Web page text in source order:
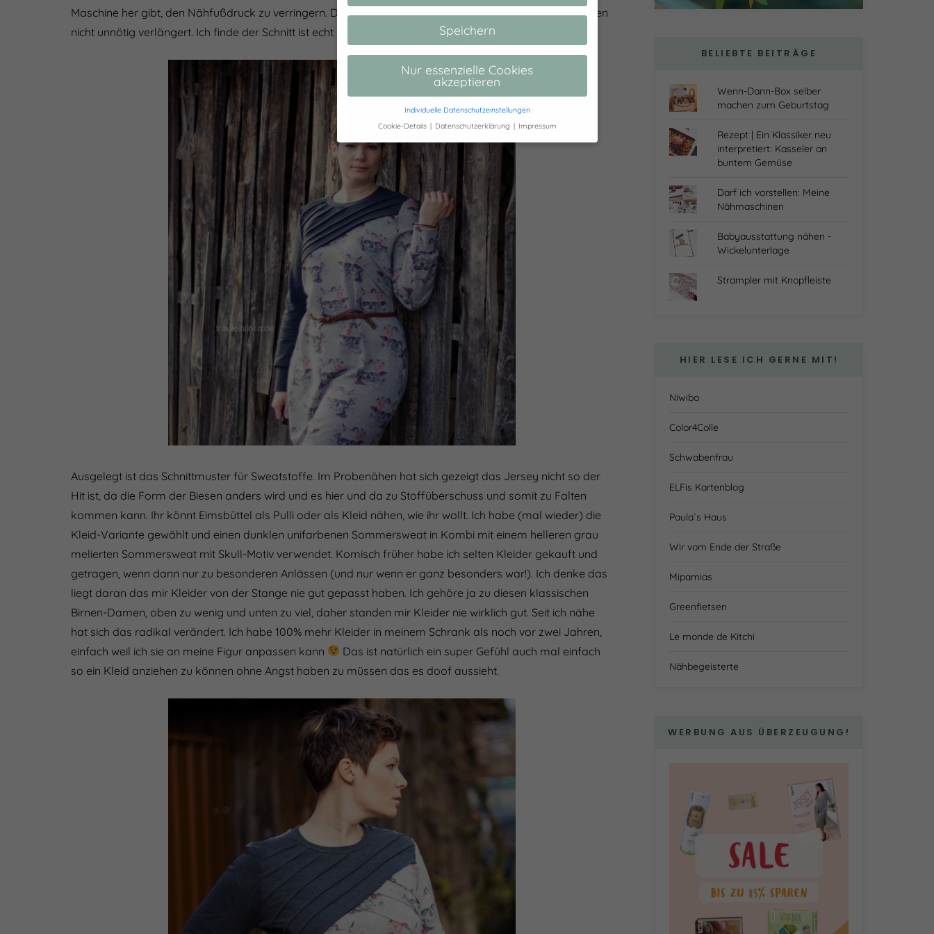
Maschine her gibt, den Nähfußdruck zu verringern. Dann wird der Stoff nicht so gequetscht und die Biesen
nicht unnötig verlängert. Ich finde der Schnitt ist echt mal etwas ganz anderes.
Ausgelegt ist das Schnittmuster für Sweatstoffe. Im Probenähen hat sich gezeigt das Jersey nicht so der
Hit ist, da die Form der Biesen anders wird und es hier und da zu Stoffüberschuss und somit zu Falten
kommen kann. Ihr könnt Eimsbüttel als Pulli oder als Kleid nähen, wie ihr wollt. Ich habe (mal wieder) die
Kleid-Variante gewählt und einen dunklen unifarbenen Sommersweat in Kombi mit einem helleren grau
melierten Sommersweat mit Skull-Motiv verwendet. Komisch früher habe ich selten Kleider gekauft und
getragen, wenn dann nur zu besonderen Anlässen (und nur wenn er ganz besonders war!). Ich denke das
liegt daran das mir Kleider von der Stange nie gut gepasst haben. Ich gehöre ja zu diesen klassischen
Birnen-Damen, oben zu wenig und unten zu viel, daher standen mir Kleider nie wirklich gut. Seit ich nähe
hat sich das radikal verändert. Ich habe 100% mehr Kleider in meinem Schrank als noch vor zwei Jahren,
einfach weil ich sie an meine Figur anpassen kann
Das ist natürlich ein super Gefühl auch mal einfach
so ein Kleid anziehen zu können ohne Angst haben zu müssen das es doof aussieht.
BELIEBTE BEITRÄGE
Wenn-Dann-Box selber
machen zum Geburtstag
Rezept | Ein Klassiker neu
interpretiert: Kasseler an
buntem Gemüse
Darf ich vorstellen: Meine
Nähmaschinen
Babyausstattung nähen -
Wickelunterlage
Strampler mit Knopfleiste
HIER LESE ICH GERNE MIT!
Niwibo
Color4Colle
Schwabenfrau
ELFis Kartenblog
Paula´s Haus
Wir vom Ende der Straße
Mipamias
Greenfietsen
Le monde de Kitchi
Nähbegeisterte
WERBUNG AUS ÜBERZEUGUNG!
Speichern
Nur essenzielle Cookies
akzeptieren
Individuelle Datenschutzeinstellungen
Cookie-Details
Datenschutzerklärung Impressum
Datenschutzeinstellungen
Hier finden Sie eine Übersicht über alle
verwendeten Cookies. Sie können Ihre
Einwilligung zu ganzen Kategorien geben
oder sich weitere Informationen anzeigen
lassen und so nur bestimmte Cookies
auswählen.
Alle akzeptieren
Speichern
Nur essenzielle Cookies
akzeptieren
Essenziell (1)
Essenzielle Cookies ermöglichen grundlegende
Funktionen und sind für die einwandfreie Funktion der
Website erforderlich.
Cookie-Informationen anzeigen
Inhalte von Videoplattformen und Social-Media-
Plattformen werden standardmäßig blockiert. Wenn
der Zugriff auf diese Inhalte keiner manuellen Einwilligung